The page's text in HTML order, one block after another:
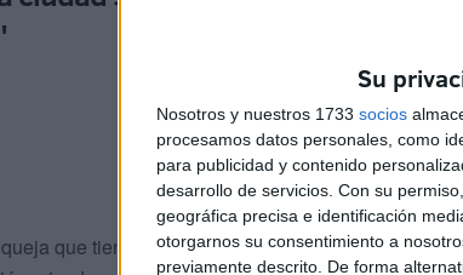
Su
Nosotros y nuestros 1733 socios
procesamos datos personales, como
para publicidad y contenido
desarrollo de servicios. Con su
geográfica precisa e identificación
otorgarnos su consentimiento a
previamente descrito. De forma
que tienen desde MDyC es que “nuestra